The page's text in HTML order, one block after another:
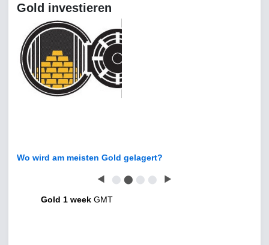
Gold investieren
Wo wird am meisten Gold gelagert?
◀ ⬤ ⬤ ⬤ ⬤ ▶
Gold 1 week GMT